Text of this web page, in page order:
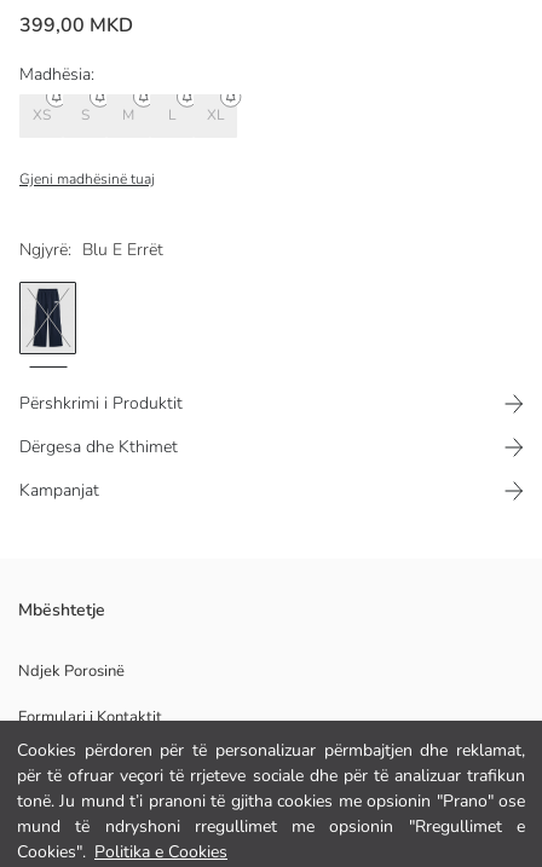
Cookies përdoren për të personalizuar përmbajtjen dhe reklamat,
për të ofruar veçori të rrjeteve sociale dhe për të analizuar trafikun
tonë. Ju mund t’i pranoni të gjitha cookies me opsionin "Prano" ose
mund të ndryshoni rregullimet me opsionin "Rregullimet e
Cookies". Politika e Cookies
399,00 MKD
Ngjyrë: Blu E Errët
Madhësia:
XS S M L XL
Gjeni madhësinë tuaj
Përshkrimi i Produktit
Dërgesa dhe Kthimet
Kampanjat
Tutat sportive për femra janë të bëra nga pëlhurë me 3 fije. Bel elastik
dhe xhepa anësorë. Këmbë të gjera dhe detaj vije anësore.
Pelhura Kryesore:
Origjina:
Furnizuesi:
Markë:
Gjinia:
Mbështetje
Ndjek Porosinë
Formulari i Kontaktit
NDIHMË